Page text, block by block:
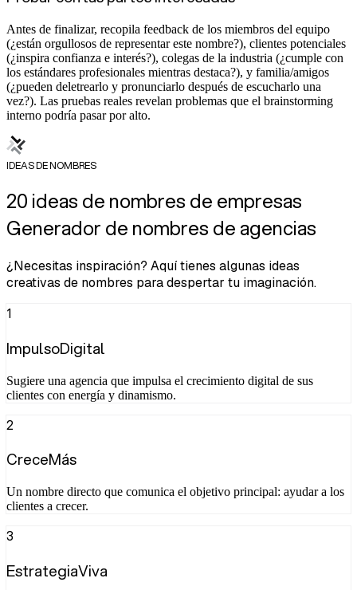
Antes de finalizar, recopila feedback de los miembros del equipo
(¿están orgullosos de representar este nombre?), clientes potenciales
(¿inspira confianza e interés?), colegas de la industria (¿cumple con
los estándares profesionales mientras destaca?), y familia/amigos
(¿pueden deletrearlo y pronunciarlo después de escucharlo una
vez?). Las pruebas reales revelan problemas que el brainstorming
interno podría pasar por alto.
IDEAS DE NOMBRES
20 ideas de nombres de empresas
Generador de nombres de agencias
¿Necesitas inspiración? Aquí tienes algunas ideas
creativas de nombres para despertar tu imaginación.
1
ImpulsoDigital
Sugiere una agencia que impulsa el crecimiento digital de sus
clientes con energía y dinamismo.
2
CreceMás
Un nombre directo que comunica el objetivo principal: ayudar a los
clientes a crecer.
3
EstrategiaViva